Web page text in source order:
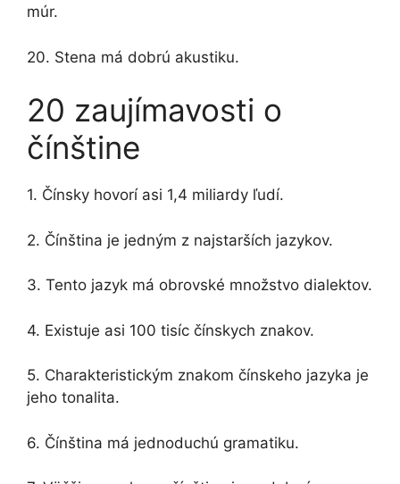
múr.
20. Stena má dobrú akustiku.
20 zaujímavosti o
čínštine
1. Čínsky hovorí asi 1,4 miliardy ľudí.
2. Čínština je jedným z najstarších jazykov.
3. Tento jazyk má obrovské množstvo dialektov.
4. Existuje asi 100 tisíc čínskych znakov.
5. Charakteristickým znakom čínskeho jazyka je
jeho tonalita.
6. Čínština má jednoduchú gramatiku.